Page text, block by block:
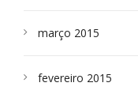
março 2015
fevereiro 2015